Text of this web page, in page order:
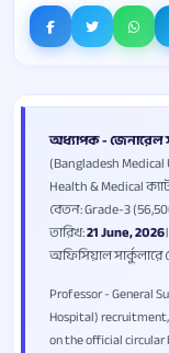
অধ্যাপক - জেনারেল
(Bangladesh Medical
Health & Medical
বেতন: Grade-3
তারিখ:21 June, 2026
অফিসিয়াল
Professor - General
Hospital)
on the official